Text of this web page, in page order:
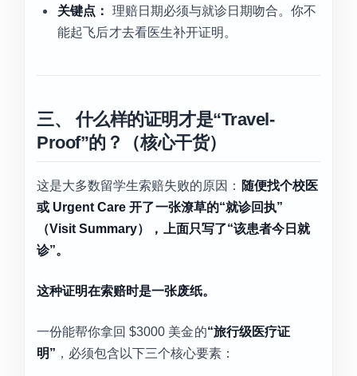
关键点：
理赔日期必须与就诊日期吻合。你不
能起飞后才去看医生补开证明。
三、 什么样的证明才是“Travel-
Proof”的？（核心干货）
这是大多数留学生索赔失败的原因： 随便找个校医
或 Urgent Care 开了一张潦草的“就诊回执”
（Visit Summary），上面只写了“该患者今日就
诊”。
这种证明在索赔时是一张废纸。
一份能帮你拿回 $3000 美金的“旅行级医疗证
明” ，必须包含以下三个核心要素：